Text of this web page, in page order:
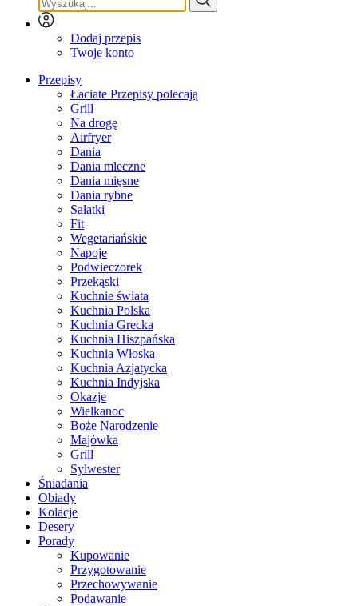
Dodaj przepis
Twoje konto
Przepisy
Łaciate Przepisy polecają
Grill
Na drogę
Airfryer
Dania
Dania mleczne
Dania mięsne
Dania rybne
Sałatki
Fit
Wegetariańskie
Napoje
Podwieczorek
Przekąski
Kuchnie świata
Kuchnia Polska
Kuchnia Grecka
Kuchnia Hiszpańska
Kuchnia Włoska
Kuchnia Azjatycka
Kuchnia Indyjska
Okazje
Wielkanoc
Boże Narodzenie
Majówka
Grill
Sylwester
Śniadania
Obiady
Kolacje
Desery
Porady
Kupowanie
Przygotowanie
Przechowywanie
Podawanie